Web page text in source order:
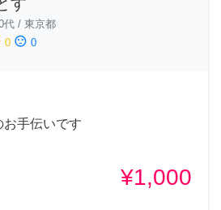
代 / 東京都
0 sentiment_dissatisfied 0
手伝いです
¥1,000